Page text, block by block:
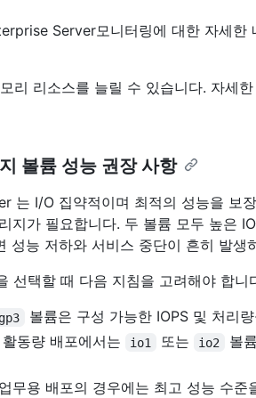
Server모니터링에 대한 자세한
리 리소스를 늘릴 수 있습니다. 자세
볼륨 성능 권장 사항
는 I/O 집약적이며 최적의 성능을 보
지가 필요합니다. 두 볼륨 모두 높은
성능 저하와 서비스 중단이 흔히 발생
선택할 때 다음 지침을 고려해야 합니
gp3
볼륨은 구성 가능한 IOPS 및 처리
동량 배포에서는
io1 또는 io2
볼
무용 배포의 경우에는 최고 성능 수준